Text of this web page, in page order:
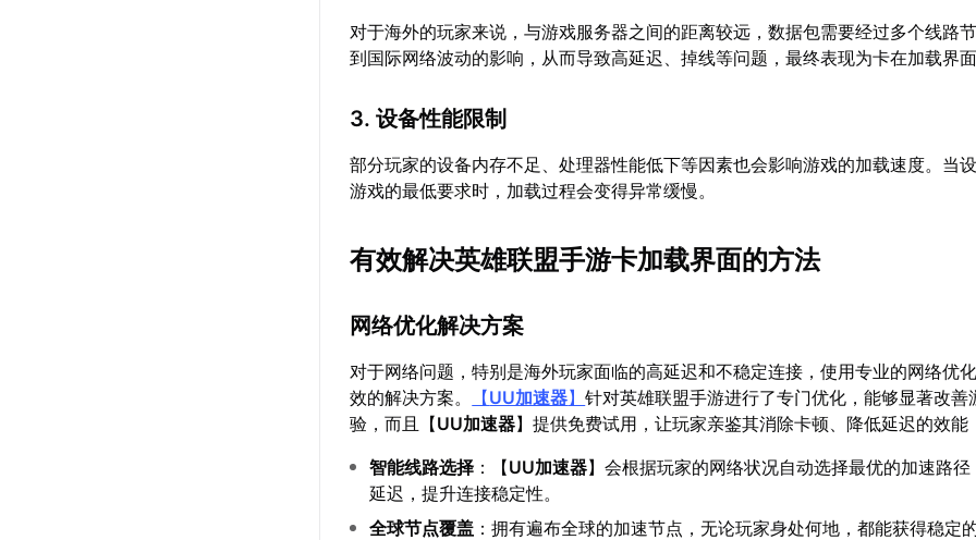
对于海外的玩家来说，与游戏服务器之间的距离较远，数据包需要经过多个线路
到国际网络波动的影响，从而导致高延迟、掉线等问题，最终表现为卡在加载界
3. 设备性能限制
部分玩家的设备内存不足、处理器性能低下等因素也会影响游戏的加载速度。当
游戏的最低要求时，加载过程会变得异常缓慢。
有效解决英雄联盟手游卡加载界面的方法
网络优化解决方案
对于网络问题，特别是海外玩家面临的高延迟和不稳定连接，使用专业的网络优
效的解决方案。
【UU加速器】针对英雄联盟手游进行了专门优化，能够显著改善
验，而且【UU加速器】提供免费试用，让玩家亲鉴其消除卡顿、降低延迟的效能
智能线路选择 ：【UU加速器】会根据玩家的网络状况自动选择最优的加速路
延迟，提升连接稳定性。
全球节点覆盖 ：拥有遍布全球的加速节点，无论玩家身处何地，都能获得稳定